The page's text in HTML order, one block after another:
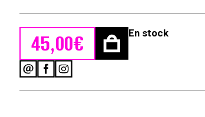
45,00€ En stock